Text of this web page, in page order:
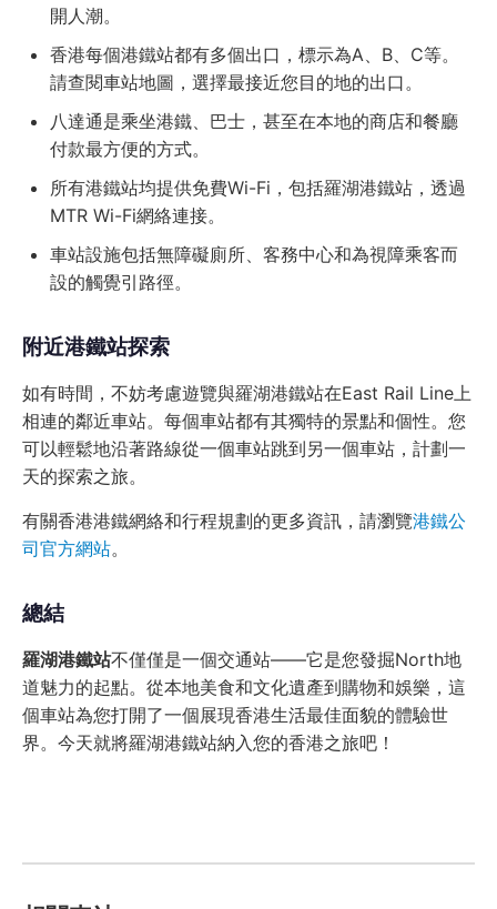
開人潮。
香港每個港鐵站都有多個出口，標示為A、B、C等。
請查閱車站地圖，選擇最接近您目的地的出口。
八達通是乘坐港鐵、巴士，甚至在本地的商店和餐廳
付款最方便的方式。
所有港鐵站均提供免費Wi-Fi，包括羅湖港鐵站，透過
MTR Wi-Fi網絡連接。
車站設施包括無障礙廁所、客務中心和為視障乘客而
設的觸覺引路徑。
附近港鐵站探索
如有時間，不妨考慮遊覽與羅湖港鐵站在East Rail Line上
相連的鄰近車站。每個車站都有其獨特的景點和個性。您
可以輕鬆地沿著路線從一個車站跳到另一個車站，計劃一
天的探索之旅。
有關香港港鐵網絡和行程規劃的更多資訊，請瀏覽港鐵公
司官方網站。
總結
羅湖港鐵站不僅僅是一個交通站——它是您發掘North地
道魅力的起點。從本地美食和文化遺產到購物和娛樂，這
個車站為您打開了一個展現香港生活最佳面貌的體驗世
界。今天就將羅湖港鐵站納入您的香港之旅吧！